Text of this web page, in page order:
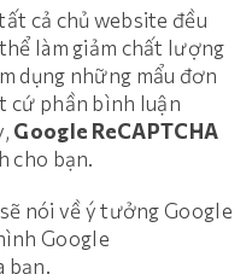
cả chủ website đều
làm giảm chất lượng
dụng những mẩu đơn
cứ phần bình luận
Google ReCAPTCHA
cho bạn.
nói về ý tưởng Google
Google
bạn.